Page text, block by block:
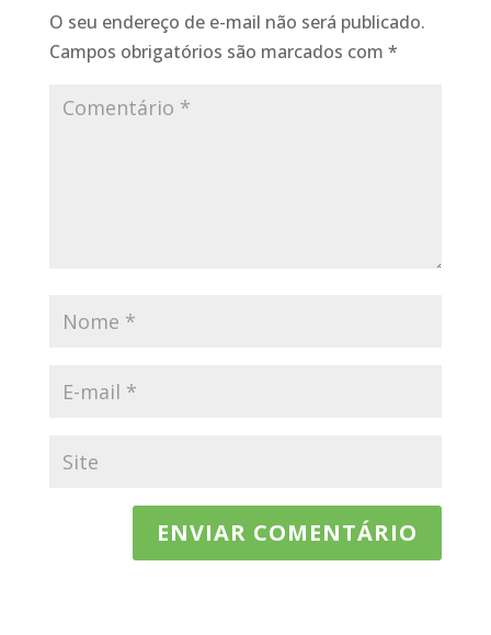
O seu endereço de e-mail não será publicado.
Campos obrigatórios são marcados com *